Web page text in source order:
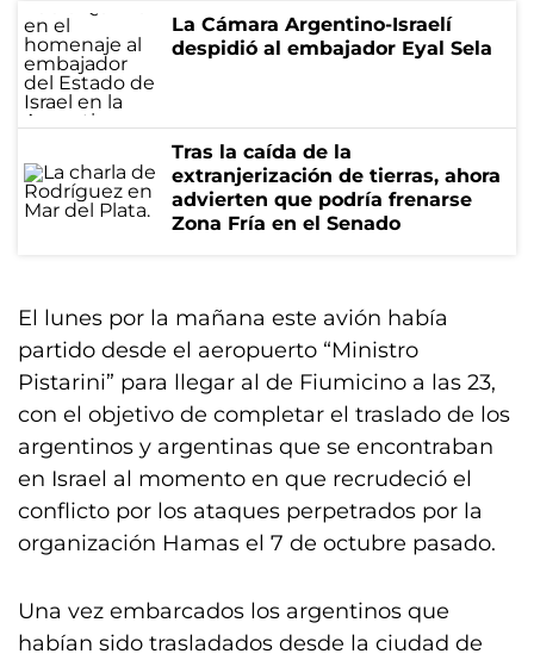
La Cámara Argentino-Israelí
despidió al embajador Eyal Sela
Tras la caída de la
extranjerización de tierras, ahora
advierten que podría frenarse
Zona Fría en el Senado
El lunes por la mañana este avión había
partido desde el aeropuerto “Ministro
Pistarini” para llegar al de Fiumicino a las 23,
con el objetivo de completar el traslado de los
argentinos y argentinas que se encontraban
en Israel al momento en que recrudeció el
conflicto por los ataques perpetrados por la
organización Hamas el 7 de octubre pasado.
Una vez embarcados los argentinos que
habían sido trasladados desde la ciudad de